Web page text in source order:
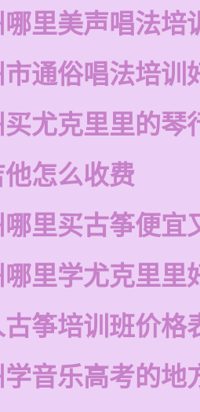
里美声唱法培
通俗唱法培训
尤克里里的琴
他怎么收费
里买古筝便宜
里学尤克里里
古筝培训班价格
音乐高考的地